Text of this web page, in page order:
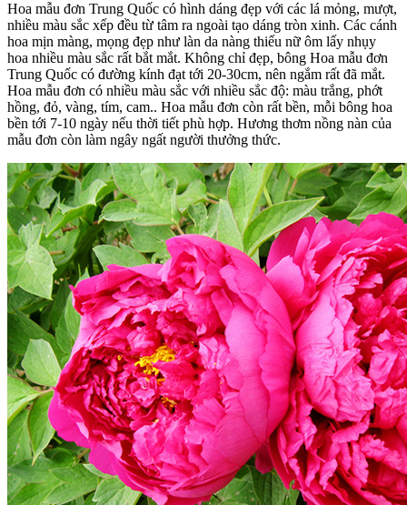
Hoa mẫu đơn Trung Quốc có hình dáng đẹp với các lá mỏng, mượt,
nhiều màu sắc xếp đều từ tâm ra ngoài tạo dáng tròn xinh. Các cánh
hoa mịn màng, mọng đẹp như làn da nàng thiếu nữ ôm lấy nhụy
hoa nhiều màu sắc rất bắt mắt. Không chỉ đẹp, bông Hoa mẫu đơn
Trung Quốc có đường kính đạt tới 20-30cm, nên ngắm rất đã mắt.
Hoa mẫu đơn có nhiều màu sắc với nhiều sắc độ: màu trắng, phớt
hồng, đỏ, vàng, tím, cam.. Hoa mẫu đơn còn rất bền, mỗi bông hoa
bền tới 7-10 ngày nếu thời tiết phù hợp. Hương thơm nồng nàn của
mẫu đơn còn làm ngây ngất người thưởng thức.